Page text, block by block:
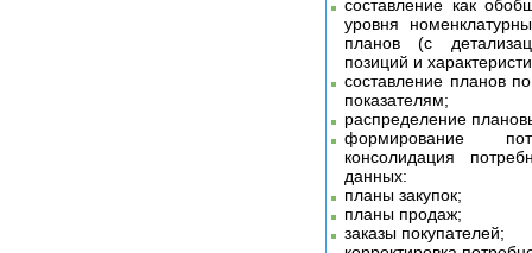
составление как
уровня
планов (с
позиций и
составление планов
показателям;
распределение
формирование
консолидация
данных:
планы закупок;
планы продаж;
заказы покупателей;